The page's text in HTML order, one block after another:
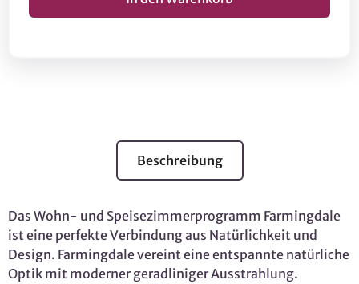
Beschreibung
Das Wohn- und Speisezimmerprogramm Farmingdale
ist eine perfekte Verbindung aus Natürlichkeit und
Design. Farmingdale vereint eine entspannte natürliche
Optik mit moderner geradliniger Ausstrahlung.